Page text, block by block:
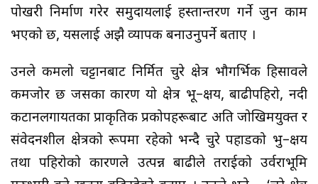
पोखरी निर्माण गरेर समुदायलाई हस्तान्तरण गर्ने जुन काम
भएको छ, यसलाई अझै व्यापक बनाउनुपर्ने बताए ।
उनले कमलो चट्टानबाट निर्मित चुरे क्षेत्र भौगर्भिक हिसावले
कमजोर छ जसका कारण यो क्षेत्र भू–क्षय, बाढीपहिरो, नदी
कटानलगायतका प्राकृतिक प्रकोपहरूबाट अति जोखिमयुक्त र
संवेदनशील क्षेत्रको रूपमा रहेको भन्दै चुरे पहाडको भु–क्षय
तथा पहिरोको कारणले उत्पन्न बाढीले तराईको उर्वराभूमि